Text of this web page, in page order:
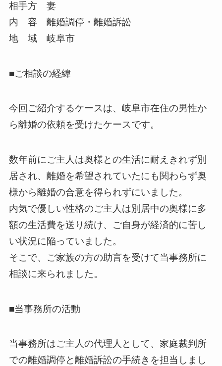
相手方 妻
内 容 離婚調停・離婚訴訟
地 域 岐阜市
■ご相談の経緯
今回ご紹介するケースは、岐阜市在住の男性か
ら離婚の依頼を受けたケースです。
数年前にご主人は奥様との生活に耐えきれず別
居され、離婚を希望されていたにも関わらず奥
様から離婚の合意を得られずにいました。
内気で優しい性格のご主人は別居中の奥様に多
額の生活費を送り続け、ご自身が経済的に苦し
い状況に陥っていました。
そこで、ご家族の方の助言を受けて当事務所に
相談に来られました。
■当事務所の活動
当事務所はご主人の代理人として、家庭裁判所
での離婚調停と離婚訴訟の手続きを担当しまし